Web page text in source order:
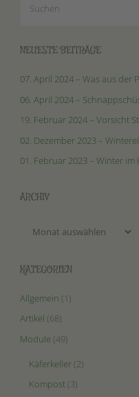
erste
Apfelernte"
NEUESTE BEITRÄGE
07. April 2024 – Was aus der
06. April 2024 –
19. Februar 2024 – Vorsicht
02. Dezember 2023 –
01. Februar 2023 – Winter im
ARCHIV
KATEGORIEN
Allgemein (1)
Artikel (68)
Module (49)
Käferkeller(2)
Kompost(3)